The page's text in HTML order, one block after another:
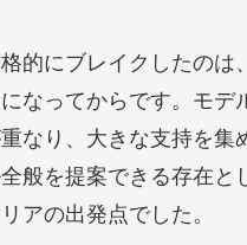
的にブレイクしたの
なってからです。モ
なり、大きな支持を
般を提案できる存在
アの出発点でした。